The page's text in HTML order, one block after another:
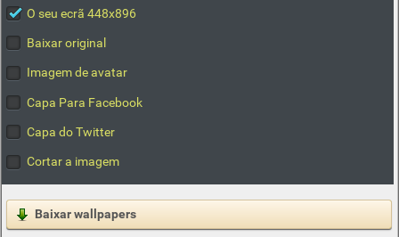
O seu ecrã 448x896
Baixar original
Imagem de avatar
Capa Para Facebook
Capa do Twitter
Cortar a imagem
Baixar wallpapers